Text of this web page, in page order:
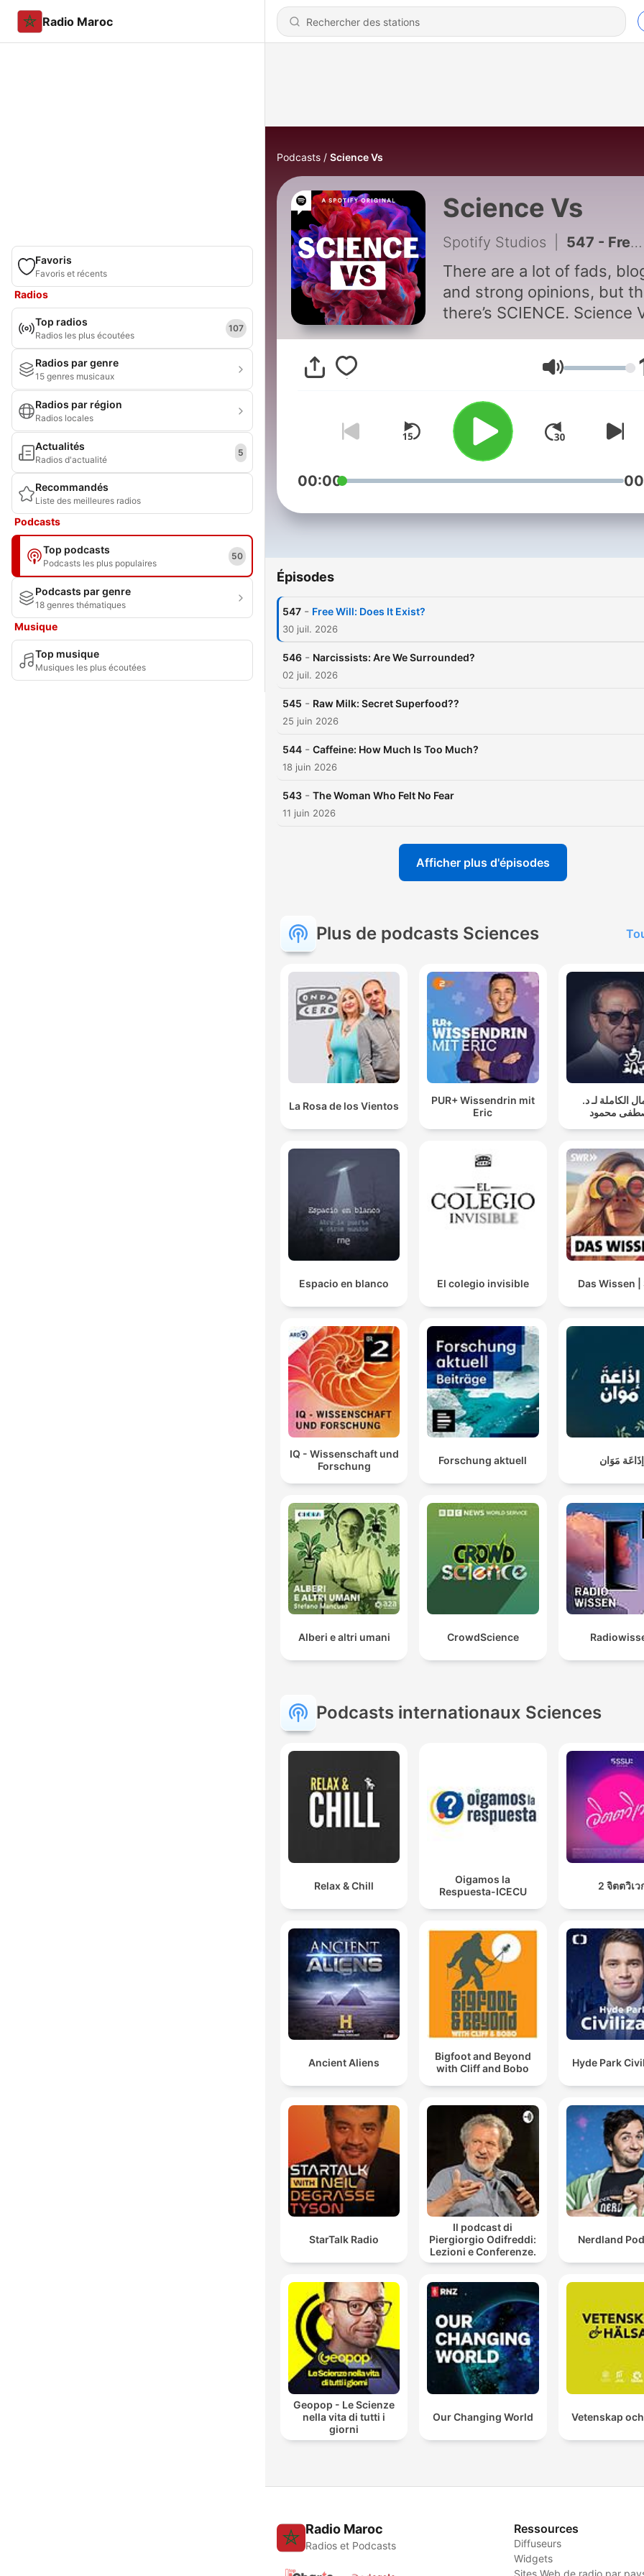
Radio Maroc
Favoris
Favoris et récents
Radios
Top radios
Radios les plus écoutées
107
Radios par genre
15 genres musicaux
Radios par région
Radios locales
Actualités
Radios d'actualité
5
Recommandés
Liste des meilleures radios
Podcasts
Top podcasts
Podcasts les plus populaires
50
Podcasts par genre
18 genres thématiques
Musique
Top musique
Musiques les plus écoutées
Podcasts Science Vs
Science Vs
Spotify Studios 547 - Free Will: Does It Exist?
There are a lot of fads,
and strong opinions, but
there’s SCIENCE. Science
that finds out what’s fact,
what’s not, and what’s
the hard work of sifting
through all the science so
don't have to and cover
everything from 5G and
Volume
00:00
Épisodes
547 - Free Will: Does It Exist?
30 juil. 2026
546 - Narcissists: Are We Surrounded?
02 juil. 2026
545 - Raw Milk: Secret Superfood??
25 juin 2026
544 - Caffeine: How Much Is Too Much?
18 juin 2026
543 - The Woman Who Felt No Fear
11 juin 2026
Afficher plus d'épisodes
Plus de podcasts Sciences
La Rosa de los Vientos
PUR+ Wissendrin mit
Eric
الكاملة لـ د.
محمود
Espacio en blanco El colegio invisible Das Wissen |
IQ - Wissenschaft und
Forschung
Forschung aktuell إذَاعَة مَوَان
Alberi e altri umani CrowdScience
Podcasts internationaux Sciences
Relax & Chill
Oigamos la
Respuesta-ICECU
2 จิตตวิเว
Ancient Aliens
Bigfoot and Beyond
with Cliff and Bobo
Hyde Park
StarTalk Radio
Il podcast di
Piergiorgio Odifreddi:
Lezioni e Conferenze.
Nerdland
Geopop - Le Scienze
nella vita di tutti i
giorni
Our Changing World Vetenskap
Radio Maroc
Radios et Podcasts
Ressources
Diffuseurs
Widgets
Sites Web de radio par